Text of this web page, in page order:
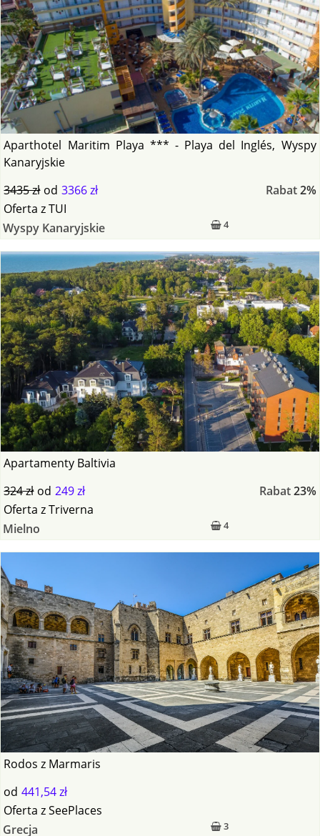
Aparthotel Maritim Playa *** - Playa del Inglés, Wyspy
Kanaryjskie
3435 zł od 3366 zł Rabat2%
4
Oferta zTUI
Wyspy Kanaryjskie
Apartamenty Baltivia
324 zł od 249 zł Rabat23%
4
Oferta zTriverna
Mielno
Rodos z Marmaris
od 441,54 zł
3
Oferta zSeePlaces
Grecja